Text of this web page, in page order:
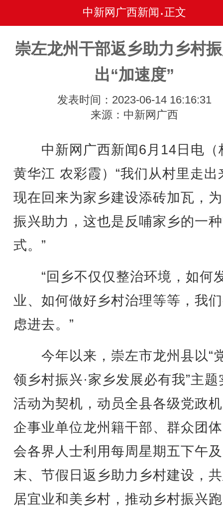
中新网广西新闻 • 正文
崇左龙州干部返乡助力乡村
出“加速度”
发表时间：2023-06-14 16:16:31
来源：中新网广西
中新网广西新闻6月14日电（
黄华江 农彩霞）“我们从村里走出
现在回来为家乡建设添砖加瓦，
振兴助力，这也是反哺家乡的一
式。”
“回乡不仅仅整治环境，如何
业、如何做好乡村治理等等，我
虑进去。”
今年以来，崇左市龙州县以“
领乡村振兴·家乡发展必有我”主题
活动为契机，动员全县各级党政
企事业单位龙州籍干部、群众团
会各界人士利用每周星期五下午
末、节假日返乡助力乡村建设，
居宜业和美乡村，推动乡村振兴